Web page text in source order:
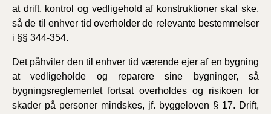
at drift, kontrol og vedligehold af konstruktioner skal ske,
så de til enhver tid overholder de relevante bestemmelser
i §§ 344-354.
Det påhviler den til enhver tid værende ejer af en bygning
at vedligeholde og reparere sine bygninger, så
bygningsreglementet fortsat overholdes og risikoen for
skader på personer mindskes, jf. byggeloven § 17. Drift,